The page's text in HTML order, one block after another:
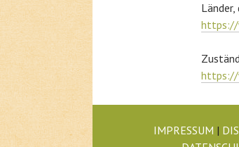
https://
https://
IMPRESSUM |